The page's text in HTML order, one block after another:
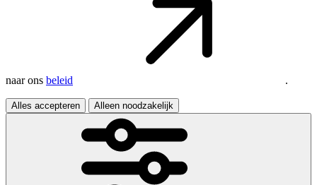
naar ons beleid .
Alles accepteren Alleen noodzakelijk